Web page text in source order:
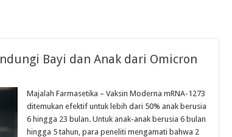
Bayi dan Anak dari Omicron
Majalah Farmasetika – Vaksin Moderna mRNA-1273
ditemukan efektif untuk lebih dari 50% anak berusia
6 hingga 23 bulan. Untuk anak-anak berusia 6 bulan
hingga 5 tahun, para peneliti mengamati bahwa 2